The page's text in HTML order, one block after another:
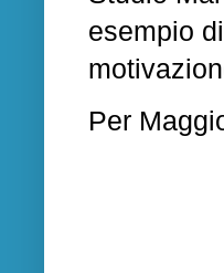
esempio
Per